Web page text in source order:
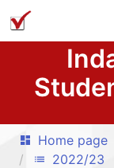
dashboard Home page
list 2022/23